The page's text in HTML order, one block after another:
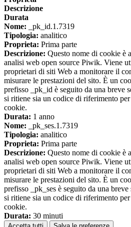
Descrizione
Durata
Nome: _pk_id.1.7319
Tipologia: analitico
Proprieta: Prima parte
Descrizione: Questo nome di cookie è
analisi web open source Piwik. Viene
proprietari di siti Web a monitorare il
misurare le prestazioni del sito. È un
prefisso _pk_id è seguito da una breve
si ritiene sia un codice di riferimento
cookie.
Durata: 1 anno
Nome: _pk_ses.1.7319
Tipologia: analitico
Proprieta: Prima parte
Descrizione: Questo nome di cookie è
analisi web open source Piwik. Viene
proprietari di siti Web a monitorare il
misurare le prestazioni del sito. È un
prefisso _pk_ses è seguito da una
si ritiene sia un codice di riferimento
cookie.
Durata: 30 minuti